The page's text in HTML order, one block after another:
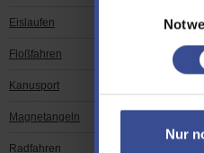
Nur
Eislaufen
Floßfahren
Kanusport
Magnetangeln
Radfahren